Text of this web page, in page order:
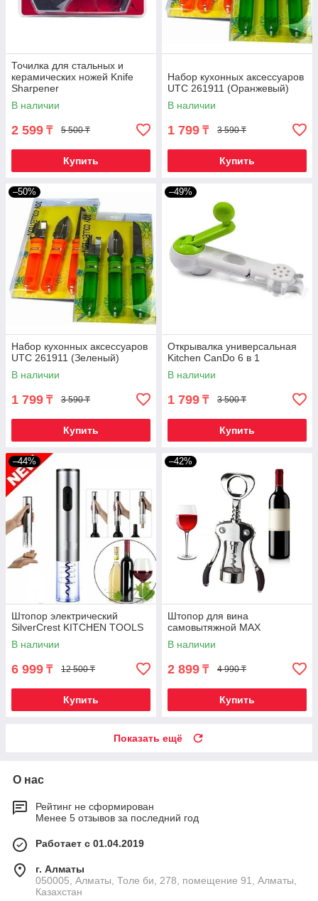
Точилка для стальных и
керамических ножей Knife
Sharpener
В наличии
2 599 ₸ 5 500 ₸
Купить
Набор кухонных аксессуаров
UTC 261911 (Оранжевый)
В наличии
1 799 ₸ 3 590 ₸
Купить
–50%
Набор кухонных аксессуаров
UTC 261911 (Зеленый)
В наличии
1 799 ₸ 3 590 ₸
Купить
–49%
Открывалка универсальная
Kitchen CanDo 6 в 1
В наличии
1 799 ₸ 3 500 ₸
Купить
–44%
Штопор электрический
SilverCrest KITCHEN TOOLS
В наличии
6 999 ₸ 12 500 ₸
Купить
–42%
Штопор для вина
самовытяжной MAX
В наличии
2 899 ₸ 4 990 ₸
Купить
Показать ещё
О нас
Рейтинг не сформирован
Менее 5 отзывов за последний год
Работает с 01.04.2019
г. Алматы
050005, Алматы, Толе би, 278, помещение 91, Алматы,
Казахстан